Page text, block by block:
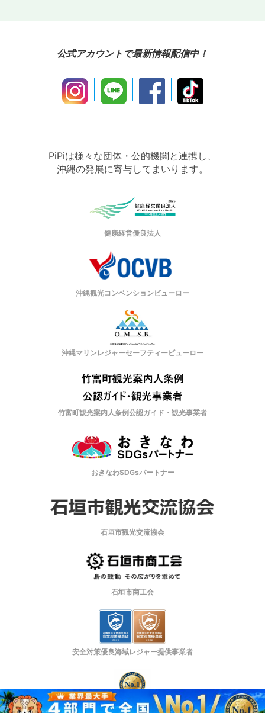
公式アカウントで最新情報配信中！
PiPiは様々な団体・公的機関と連携し、
沖縄の発展に寄与してまいります。
健康経営優良法人
沖縄観光コンベンションビューロー
沖縄マリンレジャーセーフティービューロー
竹富町観光案内人条例公認ガイド・観光事業者
おきなわSDGsパートナー
石垣市観光交流協会
石垣市商工会
安全対策優良海域レジャー提供事業者
日本マーケティングリサーチ機構認定